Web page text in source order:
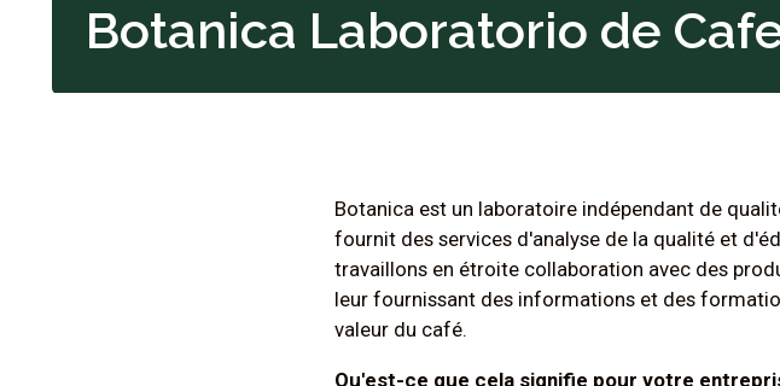
Botanica Laboratorio de
Botanica est un laboratoire indépendant de
fournit des services d'analyse de la qualité et
travaillons en étroite collaboration avec des
leur fournissant des informations et des
valeur du café.
Qu'est-ce que cela signifie pour votre